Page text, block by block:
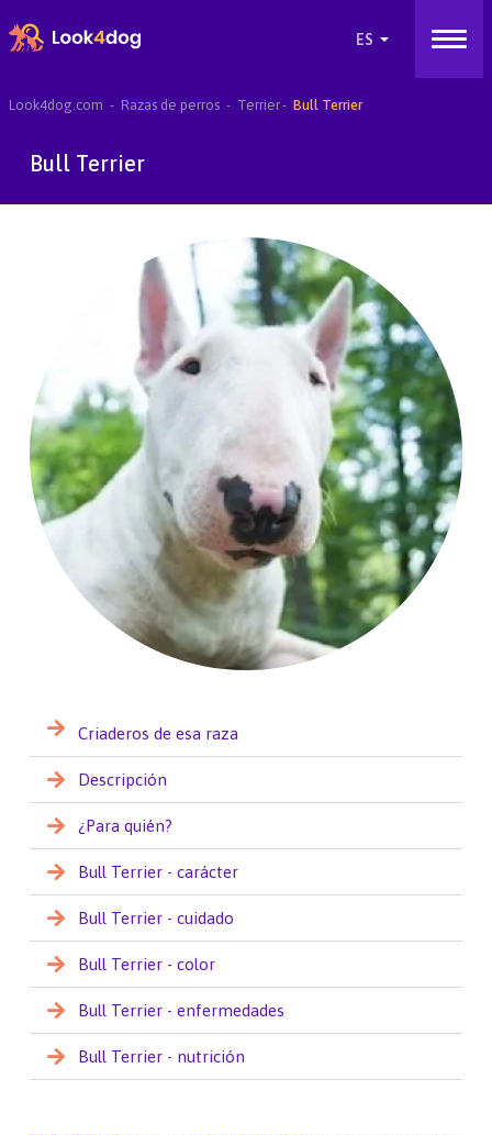
Look4dog.com Razas de perros Terrier Bull Terrier
Bull Terrier
Criaderos de esa raza
Descripción
¿Para quién?
Bull Terrier - carácter
Bull Terrier - cuidado
Bull Terrier - color
Bull Terrier - enfermedades
Bull Terrier - nutrición